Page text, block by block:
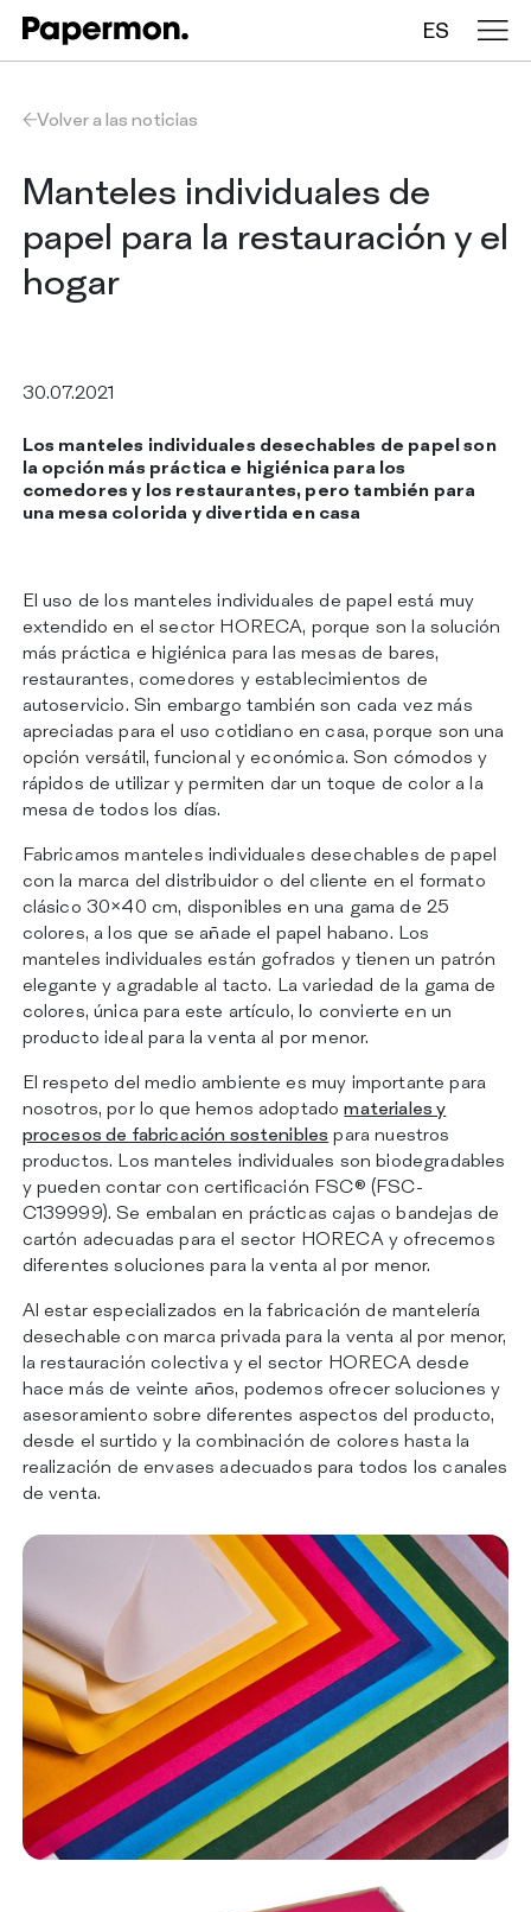
ES
Manteles en rollo
Manteles plegados
Caminos de mesa
Manteles individuales
SERVICIOS
SOSTENIBILIDAD
CATÁLOGO
INSIGHTS
Volver a las noticias
Manteles individuales de
papel para la restauración y el
hogar
30.07.2021
Los manteles individuales desechables de papel son
la opción más práctica e higiénica para los
comedores y los restaurantes, pero también para
una mesa colorida y divertida en casa
El uso de los manteles individuales de papel está muy
extendido en el sector HORECA, porque son la solución
más práctica e higiénica para las mesas de bares,
restaurantes, comedores y establecimientos de
autoservicio. Sin embargo también son cada vez más
apreciadas para el uso cotidiano en casa, porque son una
opción versátil, funcional y económica. Son cómodos y
rápidos de utilizar y permiten dar un toque de color a la
mesa de todos los días.
Fabricamos manteles individuales desechables de papel
con la marca del distribuidor o del cliente en el formato
clásico 30×40 cm, disponibles en una gama de 25
colores, a los que se añade el papel habano. Los
manteles individuales están gofrados y tienen un patrón
elegante y agradable al tacto. La variedad de la gama de
colores, única para este artículo, lo convierte en un
producto ideal para la venta al por menor.
El respeto del medio ambiente es muy importante para
nosotros, por lo que hemos adoptadomateriales y
procesos de fabricación sostenibles para nuestros
productos. Los manteles individuales son biodegradables
y pueden contar con certificación FSC® (FSC-
C139999). Se embalan en prácticas cajas o bandejas de
cartón adecuadas para el sector HORECA y ofrecemos
diferentes soluciones para la venta al por menor.
Al estar especializados en la fabricación de mantelería
desechable con marca privada para la venta al por menor,
la restauración colectiva y el sector HORECA desde
hace más de veinte años, podemos ofrecer soluciones y
asesoramiento sobre diferentes aspectos del producto,
desde el surtido y la combinación de colores hasta la
realización de envases adecuados para todos los canales
de venta.